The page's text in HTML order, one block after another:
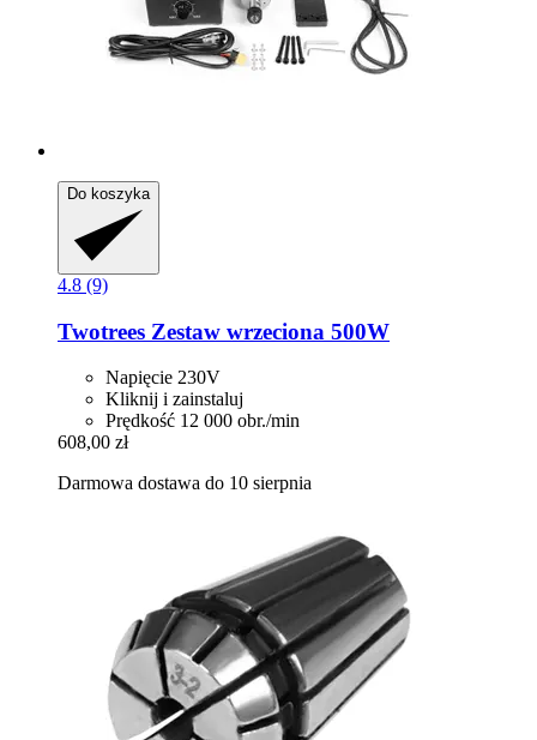
Do koszyka
4.8 (9)
Twotrees Zestaw wrzeciona 500W
Napięcie 230V
Kliknij i zainstaluj
Prędkość 12 000 obr./min
608,00 zł
Darmowa dostawa do 10 sierpnia